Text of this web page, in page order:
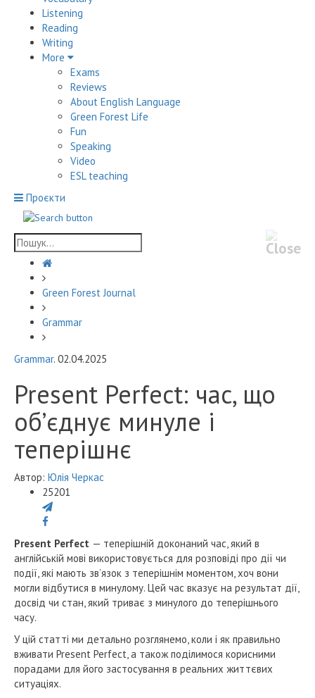
Listening
Reading
Writing
More
Exams
Reviews
About English Language
Green Forest Life
Fun
Speaking
Video
ESL teaching
Проєкти
Green Forest Journal
Grammar
Grammar. 02.04.2025
Present Perfect: час, що
об’єднує минуле і
теперішнє
Автор: Юлія Черкас
25201
Present Perfect — теперішній доконаний час, який в
англійській мові використовується для розповіді про дії чи
події, які мають зв’язок з теперішнім моментом, хоч вони
могли відбутися в минулому. Цей час вказує на результат дії,
досвід чи стан, який триває з минулого до теперішнього
часу.
У цій статті ми детально розглянемо, коли і як правильно
вживати Present Perfect, а також поділимося корисними
порадами для його застосування в реальних життєвих
ситуаціях.